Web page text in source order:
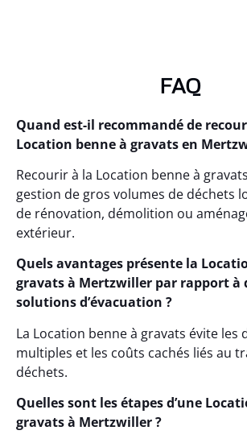
FAQ
Quand est-il recommandé de
Location benne à gravats en
Recourir à la Location benne à
gestion de gros volumes de déchets
de rénovation, démolition ou
extérieur.
Quels avantages présente la
gravats à Mertzwiller par rapport à
solutions d’évacuation ?
La Location benne à gravats évite les
multiples et les coûts cachés liés au
déchets.
Quelles sont les étapes d’une
gravats à Mertzwiller ?